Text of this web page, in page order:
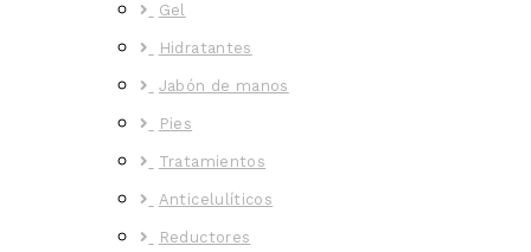
Gel
Hidratantes
Jabón de manos
Pies
Tratamientos
Anticelulíticos
Reductores